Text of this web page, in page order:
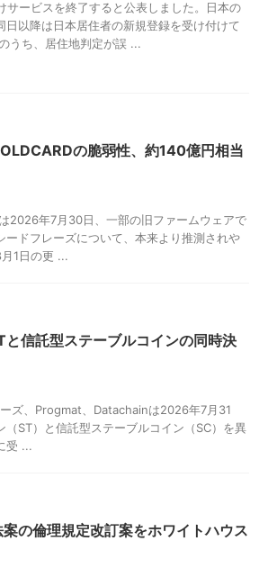
ービスを終了すると公表しました。日本の
以降は日本居住者の新規登録を受け付けて
うち、居住地判定が誤 ...
の脆弱性、約140億円相当
2026年7月30日、一部の旧ファームウェアで
ドフレーズについて、本来より推測されや
1日の更 ...
信託型ステーブルコインの同時決
ズ、Progmat、Datachainは2026年7月31
ST）と信託型ステーブルコイン（SC）を異
受 ...
の倫理規定改訂案をホワイトハウス